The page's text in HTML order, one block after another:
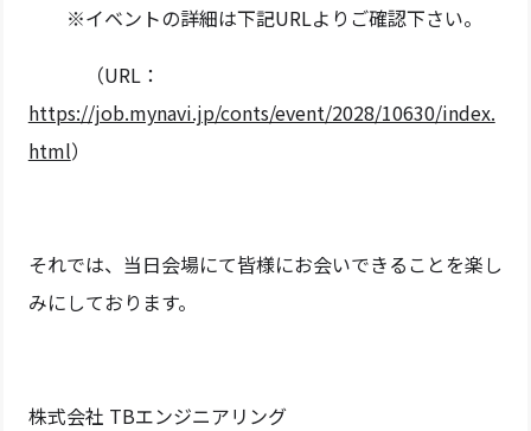
※イベントの詳細は下記URLよりご確認下さい。
（URL：
https://job.mynavi.jp/conts/event/2028/10630/index.
html）
それでは、当日会場にて皆様にお会いできることを楽し
みにしております。
株式会社 TBエンジニアリング